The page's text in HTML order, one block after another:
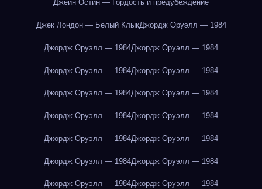
Джейн Остин — Гордость и предубеждение
Джек Лондон — Белый КлыкДжордж Оруэлл — 1984
Джордж Оруэлл — 1984Джордж Оруэлл — 1984
Джордж Оруэлл — 1984Джордж Оруэлл — 1984
Джордж Оруэлл — 1984Джордж Оруэлл — 1984
Джордж Оруэлл — 1984Джордж Оруэлл — 1984
Джордж Оруэлл — 1984Джордж Оруэлл — 1984
Джордж Оруэлл — 1984Джордж Оруэлл — 1984
Джордж Оруэлл — 1984Джордж Оруэлл — 1984